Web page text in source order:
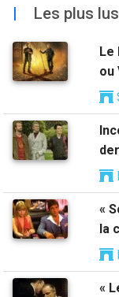
Les plus lus
Le
ou
«
la
«